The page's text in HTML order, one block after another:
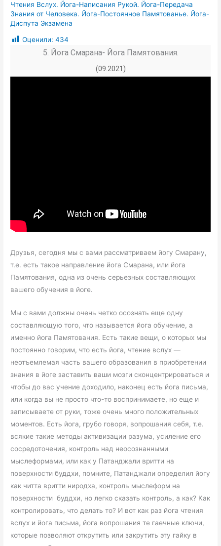
Чтения Вслух. Йога-Написания Рукой. Йога-Передача
Знания от Человека. Йога-Постоянное Памятованье. Йога-
Диспута Экзамена
Оценили: 434
5. Йога Смарана- Йога Памятования.
(09.2021)
Друзья, сегодня мы с вами рассматриваем йогу Смарану,
т.е. есть такое направление йога Смарана, или йога
Памятования, одна из очень серьезных составляющих
вашего обучения в йоге.
Мы с вами должны очень четко осознать еще одну
составляющую того, что называется йога обучение, а
именно йога Памятования. Есть такие вещи, о которых мы
постоянно говорим, что есть йога, чтение вслух —
неотъемлемая часть вашего образования в приобретении
знания в йоге заставить ваши мозги сконцентрироваться и
чтобы до вас учение доходило, наконец есть йога письма,
или когда вы не просто что-то воспринимаете, но еще и
записываете от руки, тоже очень много положительных
моментов. Есть йога, грубо говоря, вопрошания себя, т.е.
всякие такие методы активизации разума, усиление его
сосредоточения, контроль над неосознанными
мыслеформами, или как у Патанджали вритти на
поверхности буддхи, помните, Патанджали определил йогу
как читта вритти ниродха, контроль мыслеформ на
поверхности буддхи, но легко сказать контроль, а как? Как
контролировать, что делать то? И вот как раз йога чтения
вслух и йога письма, йога вопрошания те гаечные ключи,
которые позволяют открутить или закрутить эту гайку в